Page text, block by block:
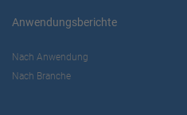
Anwendungsberichte
Nach Anwendung
Nach Branche